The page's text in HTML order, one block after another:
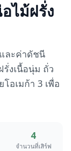
ไม้ฝรั่ง
ละค่าดัชนี
งเนื้อนุ่ม ถั่ว
อเมก้า 3 เพื่อ
4
จำนวนที่เสิร์ฟ